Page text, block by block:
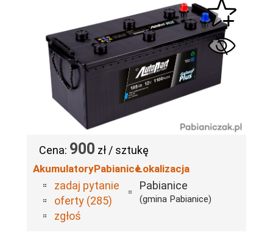
Cena: 900 zł / sztukę
AkumulatoryPabianice
zadaj pytanie
oferty (285)
zgłoś
Lokalizacja
Pabianice
(gmina Pabianice)